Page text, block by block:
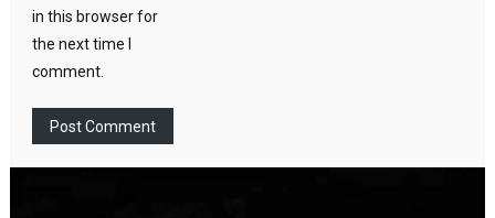
in this browser for
the next time I
comment.